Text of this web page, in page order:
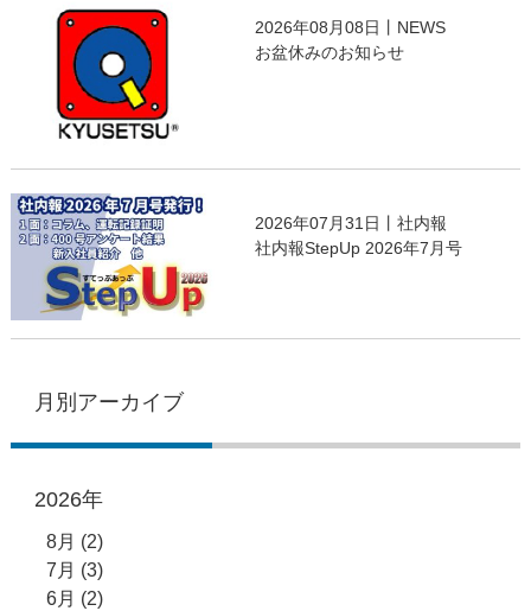
2026年08月08日丨NEWS
お盆休みのお知らせ
2026年07月31日丨社内報
社内報StepUp 2026年7月号
月別アーカイブ
2026年
8月 (2)
7月 (3)
6月 (2)